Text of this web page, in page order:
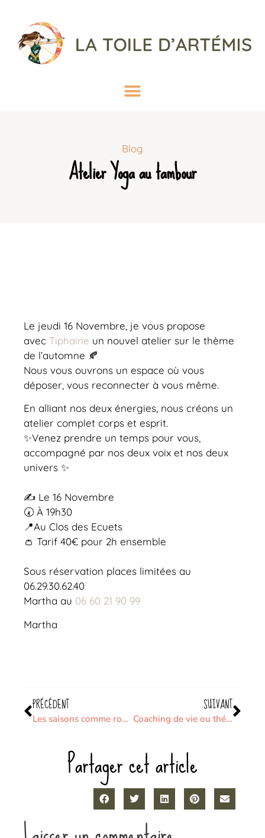
Blog
Atelier Yoga au tambour
Le jeudi 16 Novembre, je vous propose
avec Tiphaine un nouvel atelier sur le thème
de l’automne 🍂
Nous vous ouvrons un espace où vous
déposer, vous reconnecter à vous même.
En alliant nos deux énergies, nous créons un
atelier complet corps et esprit.
✨️Venez prendre un temps pour vous,
accompagné par nos deux voix et nos deux
univers ✨
✍️ Le 16 Novembre
🕢 À 19h30
📍Au Clos des Ecuets
👛 Tarif 40€ pour 2h ensemble
Sous réservation places limitées au
06.29.30.62.40
Martha au 06 60 21 90 99
Martha
PRÉCÉDENT
Les saisons comme roue de médecine
SUIVANT
Coaching de vie ou thérapie ?
Partager cet article